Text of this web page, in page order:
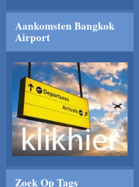
Aankomsten Bangkok
Airport
Zoek Op Tags